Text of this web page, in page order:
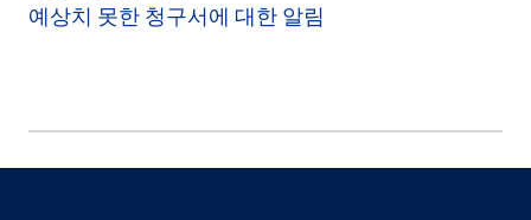
예상치 못한 청구서에 대한 알림